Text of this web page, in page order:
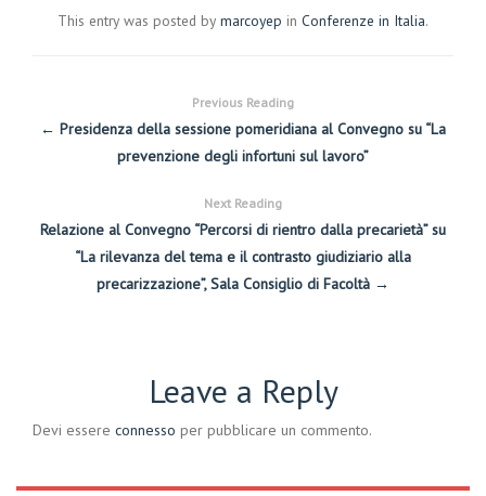
This entry was posted by marcoyep in Conferenze in Italia.
Previous Reading
← Presidenza della sessione pomeridiana al Convegno su “La
prevenzione degli infortuni sul lavoro”
Next Reading
Relazione al Convegno “Percorsi di rientro dalla precarietà” su
“La rilevanza del tema e il contrasto giudiziario alla
precarizzazione”, Sala Consiglio di Facoltà →
Leave a Reply
Devi essere connesso per pubblicare un commento.